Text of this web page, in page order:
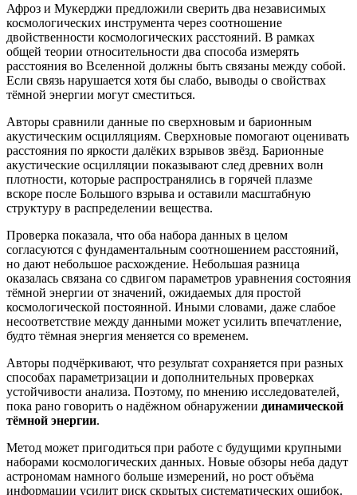
Афроз и Мукерджи предложили сверить два независимых
космологических инструмента через соотношение
двойственности космологических расстояний. В рамках
общей теории относительности два способа измерять
расстояния во Вселенной должны быть связаны между собой.
Если связь нарушается хотя бы слабо, выводы о свойствах
тёмной энергии могут сместиться.
Авторы сравнили данные по сверхновым и барионным
акустическим осцилляциям. Сверхновые помогают оценивать
расстояния по яркости далёких взрывов звёзд. Барионные
акустические осцилляции показывают след древних волн
плотности, которые распространялись в горячей плазме
вскоре после Большого взрыва и оставили масштабную
структуру в распределении вещества.
Проверка показала, что оба набора данных в целом
согласуются с фундаментальным соотношением расстояний,
но дают небольшое расхождение. Небольшая разница
оказалась связана со сдвигом параметров уравнения состояния
тёмной энергии от значений, ожидаемых для простой
космологической постоянной. Иными словами, даже слабое
несоответствие между данными может усилить впечатление,
будто тёмная энергия меняется со временем.
Авторы подчёркивают, что результат сохраняется при разных
способах параметризации и дополнительных проверках
устойчивости анализа. Поэтому, по мнению исследователей,
пока рано говорить о надёжном обнаружении динамической
тёмной энергии.
Метод может пригодиться при работе с будущими крупными
наборами космологических данных. Новые обзоры неба дадут
астрономам намного больше измерений, но рост объёма
информации усилит риск скрытых систематических ошибок.